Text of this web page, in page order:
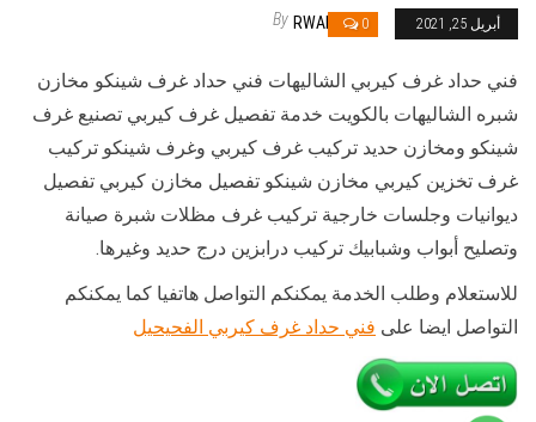
أبريل 25, 2021 0
By RWAN
فني حداد غرف كيربي الشاليهات فني حداد غرف شينكو مخازن
شبره الشاليهات بالكويت خدمة تفصيل غرف كيربي تصنيع غرف
شينكو ومخازن حديد تركيب غرف كيربي وغرف شينكو تركيب
غرف تخزين كيربي مخازن شينكو تفصيل مخازن كيربي تفصيل
ديوانيات وجلسات خارجية تركيب غرف مظلات شبرة صيانة
وتصليح أبواب وشبابيك تركيب درابزين درج حديد وغيرها.
للاستعلام وطلب الخدمة يمكنكم التواصل هاتفيا كما يمكنكم
التواصل ايضا على فني حداد غرف كيربي الفحيحيل